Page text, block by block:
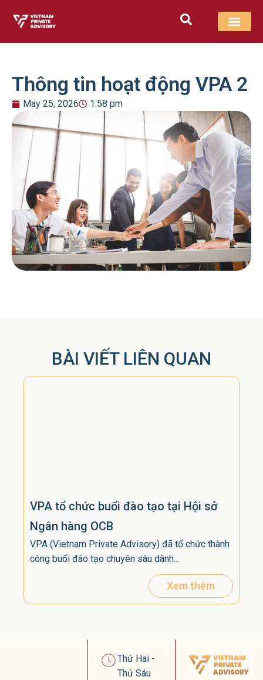
Thông tin hoạt động VPA 2
May 25, 2026 1:58 pm
BÀI VIẾT LIÊN QUAN
VPA tổ chức buổi đào tạo tại Hội sở
Ngân hàng OCB
VPA (Vietnam Private Advisory) đã tổ chức thành
công buổi đào tạo chuyên sâu dành...
Xem thêm
Thứ Hai -
Thứ Sáu